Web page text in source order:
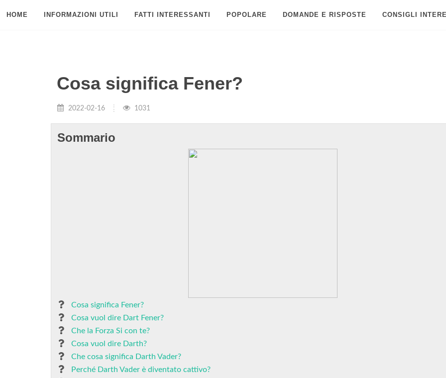
HOME INFORMAZIONI UTILI FATTI INTERESSANTI POPOLARE DOMANDE E RISPOSTE CONSIGLI
Cosa significa Fener?
2022-02-16 1031
Sommario
Cosa significa Fener?
Cosa vuol dire Dart Fener?
Che la Forza Si con te?
Cosa vuol dire Darth?
Che cosa significa Darth Vader?
Perché Darth Vader è diventato cattivo?